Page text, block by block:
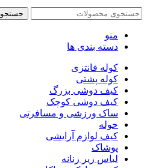
جستجو
منو
دسته بندی ها
کوله فانتزی
کوله پشتی
کیف دوشی بزرگ
کیف دوشى کوچک
ساک ورزشی و مسافرتی
حوله
کیف لوازم آرایشی
پوشاک
لباس زیر زنانه